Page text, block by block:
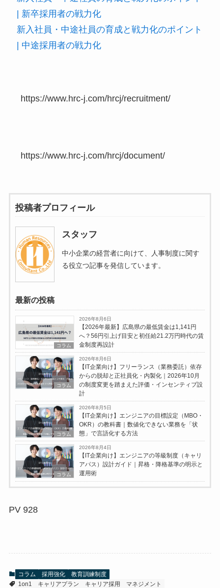
| 新卒採用者の戦力化
新入社員・中途社員の育成と戦力化のポイント
| 中途採用者の戦力化
https://www.hrc-j.com/hrcj/recruitment/
https://www.hrc-j.com/hrcj/document/
投稿者プロフィール
スタッフ
中小企業の経営者に向けて、人事制度に関す
る役立つ記事を発信しています。
最新の投稿
コラム
2026年8月6日
【2026年最新】広島県の最低賃金は1,141円
へ？56円引上げ目安と初任給21.2万円時代の賃
金制度再設計
コラム
2026年8月6日
【IT企業向け】フリーランス（業務委託）依存
からの脱却と正社員化・内製化｜2026年10月
の制度変更を踏まえた評価・インセンティブ設
計
コラム
2026年8月5日
【IT企業向け】エンジニアの目標設定（MBO・
OKR）の教科書｜数値化できない業務を「状
態」で言語化する方法
コラム
2026年8月4日
【IT企業向け】エンジニアの等級制度（キャリ
アパス）設計ガイド｜昇格・降格基準の明示と
運用術
PV 928
コラム 採用強化
教育訓練制度
1on1
キャリアプラン キャリア採用
マネジメント